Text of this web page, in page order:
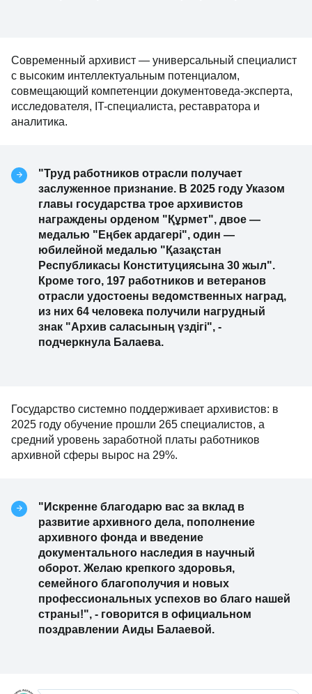
Современный архивист — универсальный специалист
с высоким интеллектуальным потенциалом,
совмещающий компетенции документоведа-эксперта,
исследователя, IT-специалиста, реставратора и
аналитика.
"Труд работников отрасли получает
заслуженное признание. В 2025 году Указом
главы государства трое архивистов
награждены орденом "Құрмет", двое —
медалью "Еңбек ардагері", один —
юбилейной медалью "Қазақстан
Республикасы Конституциясына 30 жыл".
Кроме того, 197 работников и ветеранов
отрасли удостоены ведомственных наград,
из них 64 человека получили нагрудный
знак "Архив саласының үздігі", -
подчеркнула Балаева.
Государство системно поддерживает архивистов: в
2025 году обучение прошли 265 специалистов, а
средний уровень заработной платы работников
архивной сферы вырос на 29%.
"Искренне благодарю вас за вклад в
развитие архивного дела, пополнение
архивного фонда и введение
документального наследия в научный
оборот. Желаю крепкого здоровья,
семейного благополучия и новых
профессиональных успехов во благо нашей
страны!", - говорится в официальном
поздравлении Аиды Балаевой.